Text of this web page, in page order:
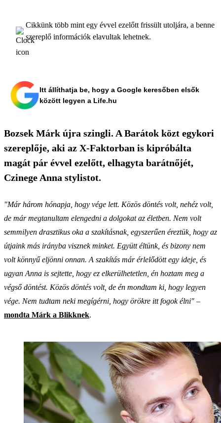
Cikkünk több mint egy évvel ezelőtt frissült utoljára, a benne
szereplő információk elavultak lehetnek.
Itt állíthatja be, hogy a Google keresőben elsők
között legyen a Life.hu
Bozsek Márk újra szingli. A Barátok közt egykori
szereplője, aki az X-Faktorban is kipróbálta
magát pár évvel ezelőtt, elhagyta barátnőjét,
Czinege Anna stylistot.
"Már három hónapja, hogy vége lett. Közös döntés volt, nehéz volt,
de már megtanultam elengedni a dolgokat az életben. Nem volt
semmilyen drasztikus oka a szakításnak, egyszerűen éreztük, hogy az
útjaink más irányba visznek minket. Együtt éltünk, és bizony nem
volt könnyű eljönni onnan. A szakítás már érlelődött egy ideje, és
ugyan Anna is sejtette, hogy ez elkerülhetetlen, én hoztam meg a
végső döntést. Közös döntés volt, de én mondtam ki, hogy legyen
vége. Nem tudtam neki megígérni, hogy örökre itt fogok élni" –
mondta Márk a Blikknek.